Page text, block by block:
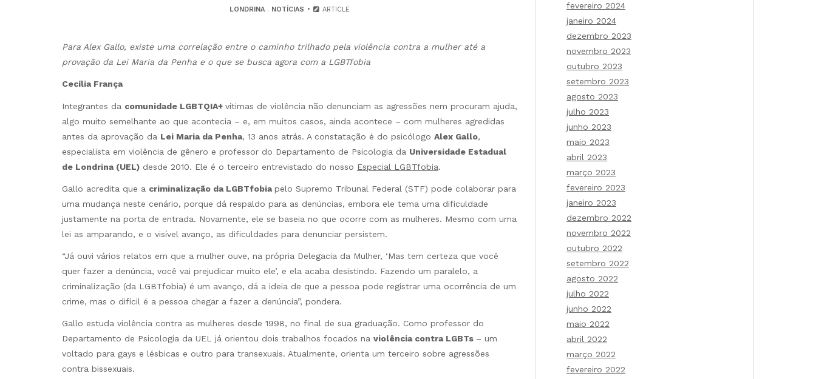
LONDRINA. NOTÍCIAS ARTICLE
Para Alex Gallo, existe uma correlação entre o caminho trilhado pela violência contra a mulher até a
provação da Lei Maria da Penha e o que se busca agora com a LGBTfobia
Cecília França
Integrantes da comunidade LGBTQIA+ vítimas de violência não denunciam as agressões nem procuram ajuda,
algo muito semelhante ao que acontecia – e, em muitos casos, ainda acontece – com mulheres agredidas
antes da aprovação da Lei Maria da Penha, 13 anos atrás. A constatação é do psicólogo Alex Gallo,
especialista em violência de gênero e professor do Departamento de Psicologia da Universidade Estadual
de Londrina (UEL) desde 2010. Ele é o terceiro entrevistado do nosso Especial LGBTfobia.
Gallo acredita que a criminalização da LGBTfobiapelo Supremo Tribunal Federal (STF) pode colaborar para
uma mudança neste cenário, porque dá respaldo para as denúncias, embora ele tema uma dificuldade
justamente na porta de entrada. Novamente, ele se baseia no que ocorre com as mulheres. Mesmo com uma
lei as amparando, e o visível avanço, as dificuldades para denunciar persistem.
“Já ouvi vários relatos em que a mulher ouve, na própria Delegacia da Mulher, ‘Mas tem certeza que você
quer fazer a denúncia, você vai prejudicar muito ele’, e ela acaba desistindo. Fazendo um paralelo, a
criminalização (da LGBTfobia) é um avanço, dá a ideia de que a pessoa pode registrar uma ocorrência de um
crime, mas o difícil é a pessoa chegar a fazer a denúncia”, pondera.
Gallo estuda violência contra as mulheres desde 1998, no final de sua graduação. Como professor do
Departamento de Psicologia da UEL já orientou dois trabalhos focados na violência contra LGBTs – um
voltado para gays e lésbicas e outro para transexuais. Atualmente, orienta um terceiro sobre agressões
contra bissexuais.
fevereiro 2024
janeiro 2024
dezembro 2023
novembro 2023
outubro 2023
setembro 2023
agosto 2023
julho 2023
junho 2023
maio 2023
abril 2023
março 2023
fevereiro 2023
janeiro 2023
dezembro 2022
novembro 2022
outubro 2022
setembro 2022
agosto 2022
julho 2022
junho 2022
maio 2022
abril 2022
março 2022
fevereiro 2022